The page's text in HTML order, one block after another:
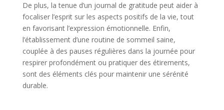
De plus, la tenue d’un journal de gratitude peut aider à
focaliser l’esprit sur les aspects positifs de la vie, tout
en favorisant l’expression émotionnelle. Enfin,
l’établissement d’une routine de sommeil saine,
couplée à des pauses régulières dans la journée pour
respirer profondément ou pratiquer des étirements,
sont des éléments clés pour maintenir une sérénité
durable.